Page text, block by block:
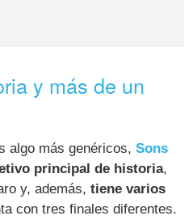
y más de un
algo más genéricos,Sons
principal de historia,
y, además,tiene varios
con tres finales diferentes.